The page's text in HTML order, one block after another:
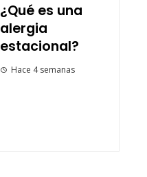
¿Qué es una
alergia
estacional?
Hace 4 semanas